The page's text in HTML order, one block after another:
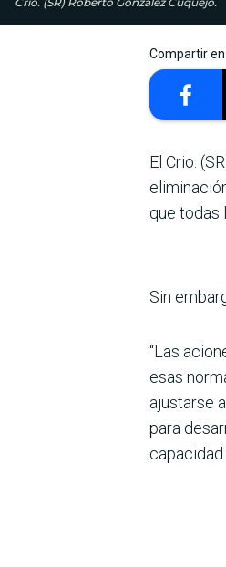
Compartir
El Crio.
que todas
Sin
“Las
esas
ajustarse
para
capa­cidad